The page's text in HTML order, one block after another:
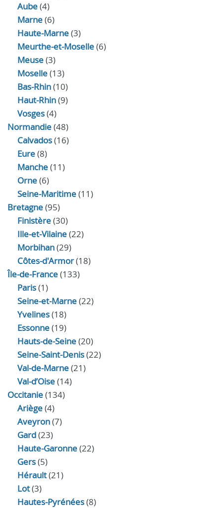
Aube(4)
Marne(6)
Haute-Marne(3)
Meurthe-et-Moselle(6)
Meuse(3)
Moselle(13)
Bas-Rhin(10)
Haut-Rhin(9)
Vosges(4)
Normandie(48)
Calvados(16)
Eure(8)
Manche(11)
Orne(6)
Seine-Maritime(11)
Bretagne(95)
Finistère(30)
Ille-et-Vilaine(22)
Morbihan(29)
Côtes-d'Armor(18)
Île-de-France(133)
Paris(1)
Seine-et-Marne(22)
Yvelines(18)
Essonne(19)
Hauts-de-Seine(20)
Seine-Saint-Denis(22)
Val-de-Marne(21)
Val-d’Oise(14)
Occitanie(134)
Ariège(4)
Aveyron(7)
Gard(23)
Haute-Garonne(22)
Gers(5)
Hérault(21)
Lot(3)
Hautes-Pyrénées(8)